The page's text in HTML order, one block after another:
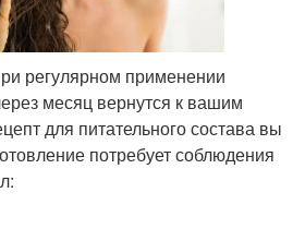
регулярном применении
месяц вернутся к вашим
для питательного состава вы
потребует соблюдения